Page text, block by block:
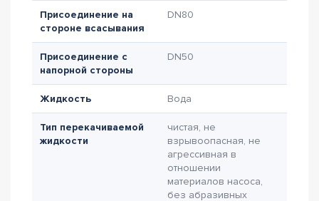
Присоединение на
стороне всасывания
DN80
Присоединение с
напорной стороны
DN50
Жидкость Вода
Тип перекачиваемой
жидкости
чистая, не
взрывоопасная, не
агрессивная в
отношении
материалов насоса,
без абразивных